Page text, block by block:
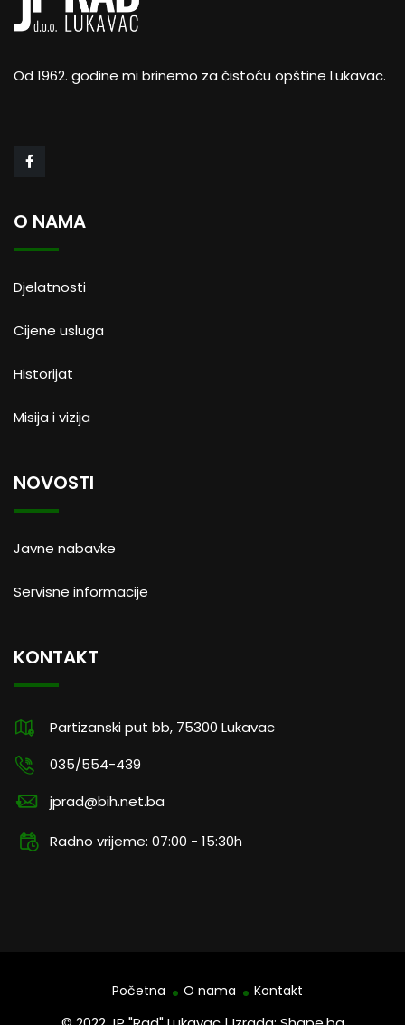
Od 1962. godine mi brinemo za čistoću opštine Lukavac.
O NAMA
Djelatnosti
Cijene usluga
Historijat
Misija i vizija
NOVOSTI
Javne nabavke
Servisne informacije
KONTAKT
Partizanski put bb, 75300 Lukavac
035/554-439
jprad@bih.net.ba
Radno vrijeme: 07:00 - 15:30h
Početna O nama Kontakt